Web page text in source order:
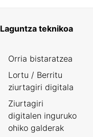
Laguntza teknikoa
Orria bistaratzea
Lortu / Berritu
ziurtagiri digitala
Ziurtagiri
digitalen inguruko
ohiko galderak